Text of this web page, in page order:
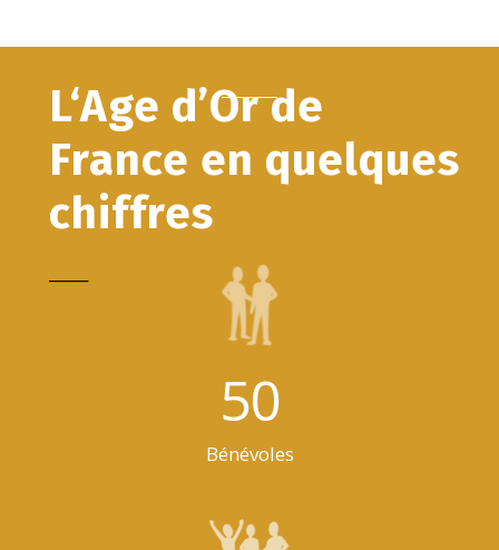
L‘Age d’Or de
France en quelques
chiffres
50
Bénévoles